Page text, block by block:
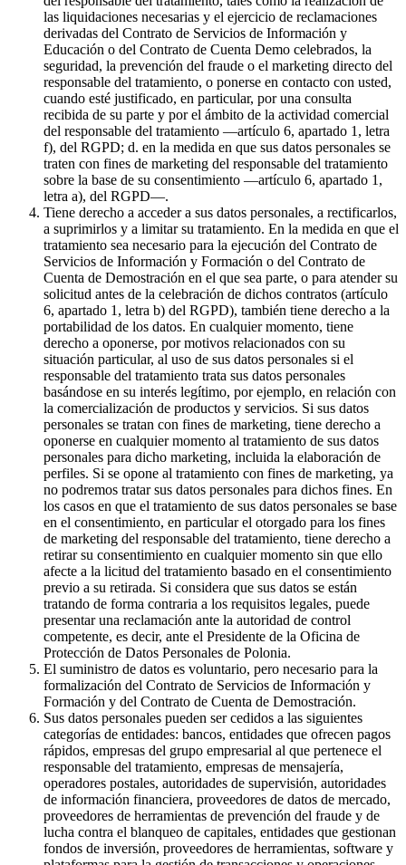
las liquidaciones necesarias y el ejercicio de reclamaciones
derivadas del Contrato de Servicios de Información y
Educación o del Contrato de Cuenta Demo celebrados, la
seguridad, la prevención del fraude o el marketing directo del
responsable del tratamiento, o ponerse en contacto con usted,
cuando esté justificado, en particular, por una consulta
recibida de su parte y por el ámbito de la actividad comercial
del responsable del tratamiento —artículo 6, apartado 1, letra
f), del RGPD; d. en la medida en que sus datos personales se
traten con fines de marketing del responsable del tratamiento
sobre la base de su consentimiento —artículo 6, apartado 1,
letra a), del RGPD—.
Tiene derecho a acceder a sus datos personales, a rectificarlos,
a suprimirlos y a limitar su tratamiento. En la medida en que el
tratamiento sea necesario para la ejecución del Contrato de
Servicios de Información y Formación o del Contrato de
Cuenta de Demostración en el que sea parte, o para atender su
solicitud antes de la celebración de dichos contratos (artículo
6, apartado 1, letra b) del RGPD), también tiene derecho a la
portabilidad de los datos. En cualquier momento, tiene
derecho a oponerse, por motivos relacionados con su
situación particular, al uso de sus datos personales si el
responsable del tratamiento trata sus datos personales
basándose en su interés legítimo, por ejemplo, en relación con
la comercialización de productos y servicios. Si sus datos
personales se tratan con fines de marketing, tiene derecho a
oponerse en cualquier momento al tratamiento de sus datos
personales para dicho marketing, incluida la elaboración de
perfiles. Si se opone al tratamiento con fines de marketing, ya
no podremos tratar sus datos personales para dichos fines. En
los casos en que el tratamiento de sus datos personales se base
en el consentimiento, en particular el otorgado para los fines
de marketing del responsable del tratamiento, tiene derecho a
retirar su consentimiento en cualquier momento sin que ello
afecte a la licitud del tratamiento basado en el consentimiento
previo a su retirada. Si considera que sus datos se están
tratando de forma contraria a los requisitos legales, puede
presentar una reclamación ante la autoridad de control
competente, es decir, ante el Presidente de la Oficina de
Protección de Datos Personales de Polonia.
El suministro de datos es voluntario, pero necesario para la
formalización del Contrato de Servicios de Información y
Formación y del Contrato de Cuenta de Demostración.
Sus datos personales pueden ser cedidos a las siguientes
categorías de entidades: bancos, entidades que ofrecen pagos
rápidos, empresas del grupo empresarial al que pertenece el
responsable del tratamiento, empresas de mensajería,
operadores postales, autoridades de supervisión, autoridades
de información financiera, proveedores de datos de mercado,
proveedores de herramientas de prevención del fraude y de
lucha contra el blanqueo de capitales, entidades que gestionan
fondos de inversión, proveedores de herramientas, software y